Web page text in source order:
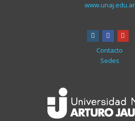
www.unaj.edu.ar
instagram
facebook
Contacto
Sedes